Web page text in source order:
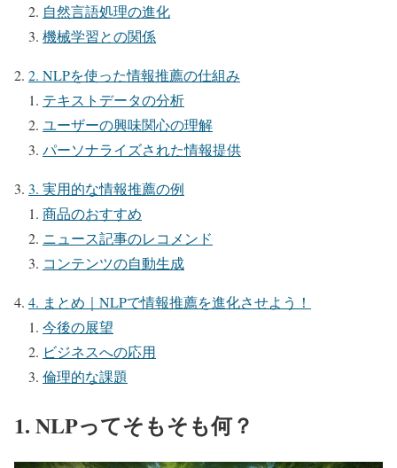
自然言語処理の進化
機械学習との関係
2. NLPを使った情報推薦の仕組み
テキストデータの分析
ユーザーの興味関心の理解
パーソナライズされた情報提供
3. 実用的な情報推薦の例
商品のおすすめ
ニュース記事のレコメンド
コンテンツの自動生成
4. まとめ｜NLPで情報推薦を進化させよう！
今後の展望
ビジネスへの応用
倫理的な課題
1. NLPってそもそも何？